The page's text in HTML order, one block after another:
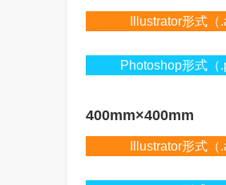
Illustrator形式（
Photoshop形式（
400mm×400mm
Illustrator形式（